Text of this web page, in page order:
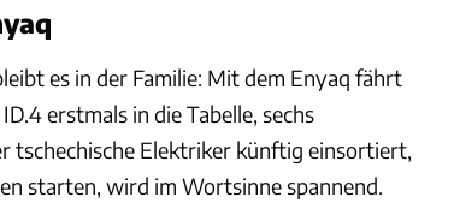
es in der Familie: Mit dem Enyaq fährt
erstmals in die Tabelle, sechs
tschechische Elektriker künftig einsortiert,
starten, wird im Wortsinne spannend.